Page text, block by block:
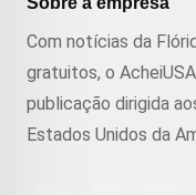
Com notícias da
gratuitos, o
publicação dirigida
Estados Unidos da